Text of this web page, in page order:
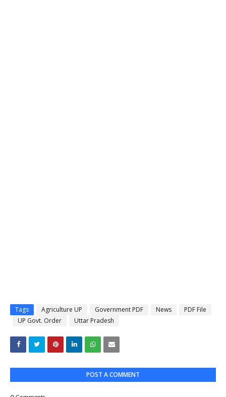
Tags Agriculture UP Government PDF News
PDF File
UP Govt. Order
Uttar Pradesh
POST A COMMENT